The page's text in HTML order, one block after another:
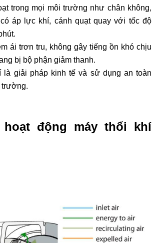
trong mọi môi trường như chân không,
áp lực khí, cánh quạt quay với tốc độ
ái trơn tru, không gây tiếng ồn khó chịu
bị bộ phận giảm thanh.
là giải pháp kinh tế và sử dụng an toàn
trường.
hoạt động máy thổi khí